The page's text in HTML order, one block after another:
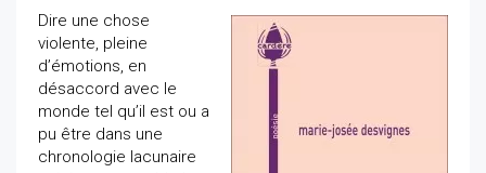
Dire une chose
violente, pleine
d’émotions, en
désaccord avec le
monde tel qu’il est ou a
pu être dans une
chronologie lacunaire